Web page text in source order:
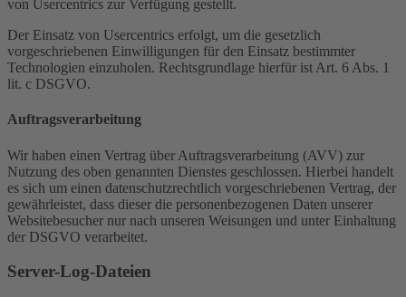
von Usercentrics zur Verfügung gestellt.
Der Einsatz von Usercentrics erfolgt, um die gesetzlich
vorgeschriebenen Einwilligungen für den Einsatz bestimmter
Technologien einzuholen. Rechtsgrundlage hierfür ist Art. 6 Abs. 1
lit. c DSGVO.
Auftragsverarbeitung
Wir haben einen Vertrag über Auftragsverarbeitung (AVV) zur
Nutzung des oben genannten Dienstes geschlossen. Hierbei handelt
es sich um einen datenschutzrechtlich vorgeschriebenen Vertrag, der
gewährleistet, dass dieser die personenbezogenen Daten unserer
Websitebesucher nur nach unseren Weisungen und unter Einhaltung
der DSGVO verarbeitet.
Server-Log-Dateien